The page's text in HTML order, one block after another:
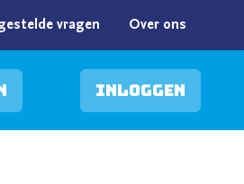
vragen Over ons
Inloggen